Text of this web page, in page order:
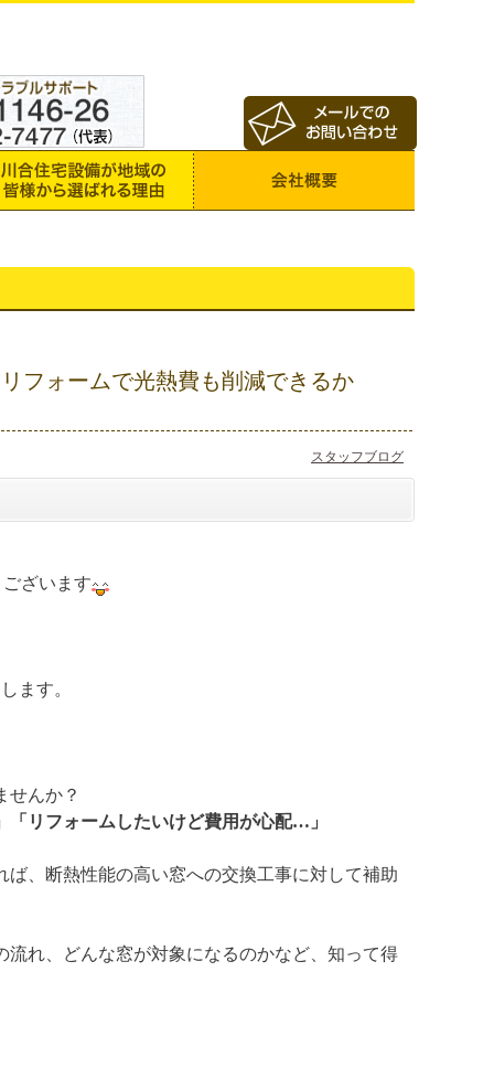
フォームで光熱費も削減できるか
スタッフブログ
ざいます
ます。
せんか？
リフォームしたいけど費用が心配…」
ば、断熱性能の高い窓への交換工事に対して補助
流れ、どんな窓が対象になるのかなど、知って得